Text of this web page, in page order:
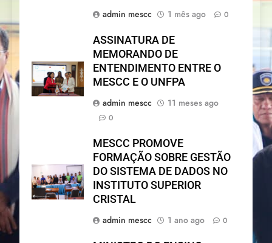
admin mescc
1 mês ago 0
ASSINATURA DE
MEMORANDO DE
ENTENDIMENTO ENTRE O
MESCC E O UNFPA
admin mescc
11 meses ago
0
MESCC PROMOVE
FORMAÇÃO SOBRE GESTÃO
DO SISTEMA DE DADOS NO
INSTITUTO SUPERIOR
CRISTAL
admin mescc
1 ano ago 0